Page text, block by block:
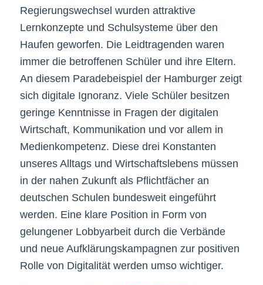
Regierungswechsel wurden attraktive
Lernkonzepte und Schulsysteme über den
Haufen geworfen. Die Leidtragenden waren
immer die betroffenen Schüler und ihre Eltern.
An diesem Paradebeispiel der Hamburger zeigt
sich digitale Ignoranz. Viele Schüler besitzen
geringe Kenntnisse in Fragen der digitalen
Wirtschaft, Kommunikation und vor allem in
Medienkompetenz. Diese drei Konstanten
unseres Alltags und Wirtschaftslebens müssen
in der nahen Zukunft als Pflichtfächer an
deutschen Schulen bundesweit eingeführt
werden. Eine klare Position in Form von
gelungener Lobbyarbeit durch die Verbände
und neue Aufklärungskampagnen zur positiven
Rolle von Digitalität werden umso wichtiger.